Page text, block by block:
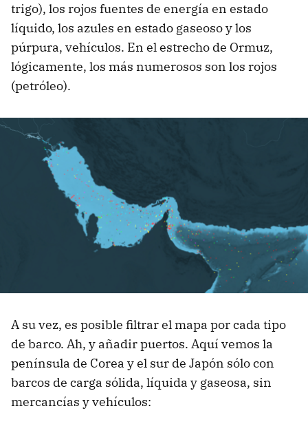
trigo), los rojos fuentes de energía en estado
líquido, los azules en estado gaseoso y los
púrpura, vehículos. En el estrecho de Ormuz,
lógicamente, los más numerosos son los rojos
(petróleo).
A su vez, es posible filtrar el mapa por cada tipo
de barco. Ah, y añadir puertos. Aquí vemos la
península de Corea y el sur de Japón sólo con
barcos de carga sólida, líquida y gaseosa, sin
mercancías y vehículos: